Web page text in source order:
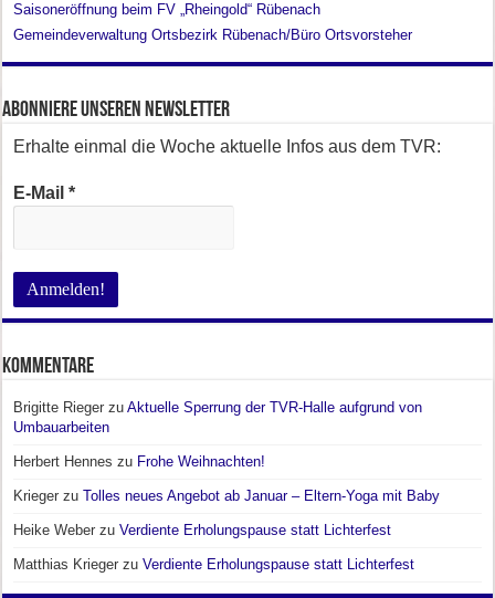
Saisoneröffnung beim FV „Rheingold“ Rübenach
Gemeindeverwaltung Ortsbezirk Rübenach/Büro Ortsvorsteher
Abonniere unseren Newsletter
Erhalte einmal die Woche aktuelle Infos aus dem TVR:
E-Mail*
Kommentare
Brigitte Rieger zuAktuelle Sperrung der TVR-Halle aufgrund von
Umbauarbeiten
Herbert Hennes zu Frohe Weihnachten!
Krieger zuTolles neues Angebot ab Januar – Eltern-Yoga mit Baby
Heike Weber zuVerdiente Erholungspause statt Lichterfest
Matthias Krieger zuVerdiente Erholungspause statt Lichterfest